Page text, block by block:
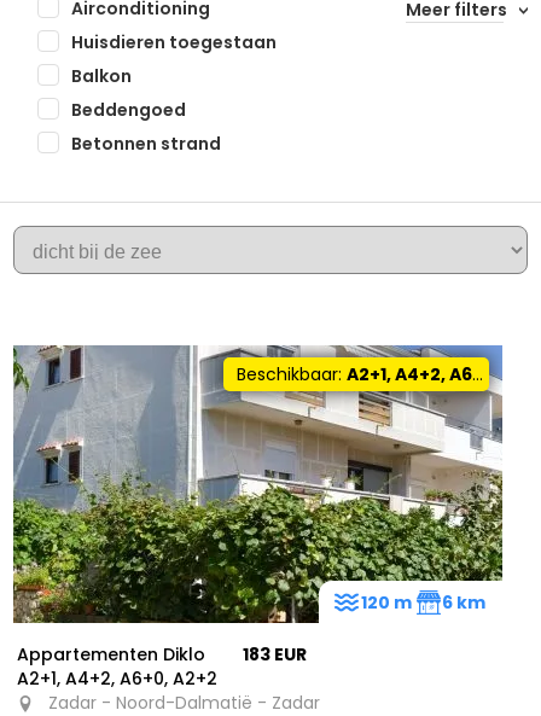
Airconditioning
Huisdieren toegestaan
Balkon
Beddengoed
Betonnen strand
Meer filters
+
−
ZADAR
Beschikbaar: A2+1, A4+2, A6+0, A2+2
Appartementen Diklo
A2+1, A4+2, A6+0, A2+2
183 EUR
Zadar - Noord-Dalmatië - Zadar
120 m 6 km